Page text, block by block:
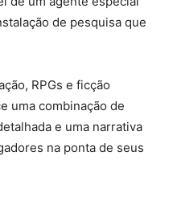
de pesquisa que
RPGs e ficção
uma combinação de
e uma narrativa
na ponta de seus